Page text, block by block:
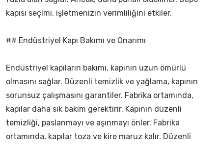
kapısı seçimi, işletmenizin verimliliğini etkiler.
## Endüstriyel Kapı Bakımı ve Onarımı
Endüstriyel kapıların bakımı, kapının uzun ömürlü
olmasını sağlar. Düzenli temizlik ve yağlama, kapının
sorunsuz çalışmasını garantiler. Fabrika ortamında,
kapılar daha sık bakım gerektirir. Kapının düzenli
temizliği, paslanmayı ve aşınmayı önler. Fabrika
ortamında, kapılar toza ve kire maruz kalır. Düzenli